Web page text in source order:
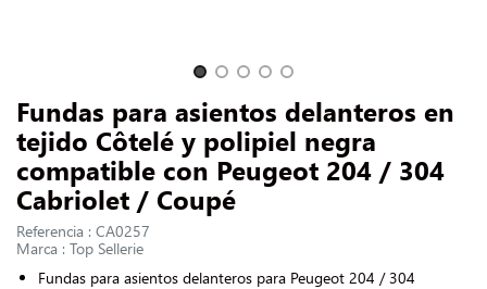
Fundas para asientos delanteros en
tejido Côtelé y polipiel negra
compatible con Peugeot 204 / 304
Cabriolet / Coupé
Referencia : CA0257
Marca : Top Sellerie
Fundas para asientos delanteros para Peugeot 204 / 304